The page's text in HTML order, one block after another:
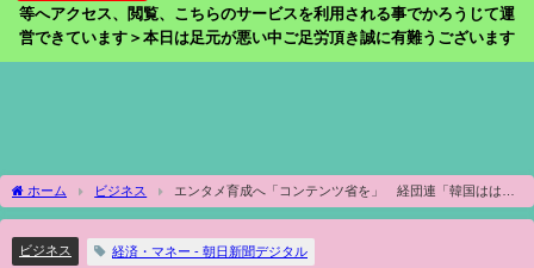
等へアクセス、閲覧、こちらのサービスを利用される事でかろうじて運
営できています＞本日は足元が悪い中ご足労頂き誠に有難うございます
ホーム ビジネス
エンタメ育成へ「コンテンツ省を」 経団連「韓国ははる
か先を行く」
ビジネス 経済・マネー - 朝日新聞デジタル